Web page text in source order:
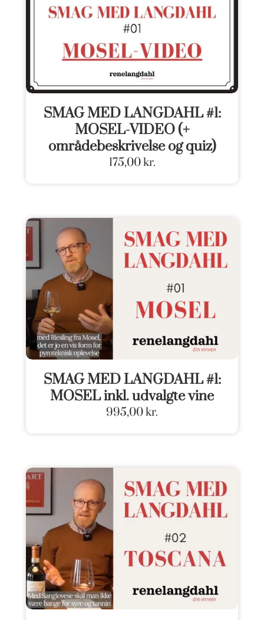
SMAG MED LANGDAHL #1:
MOSEL-VIDEO (+
områdebeskrivelse og quiz)
175,00kr.
SMAG MED LANGDAHL #1:
MOSEL inkl. udvalgte vine
995,00kr.